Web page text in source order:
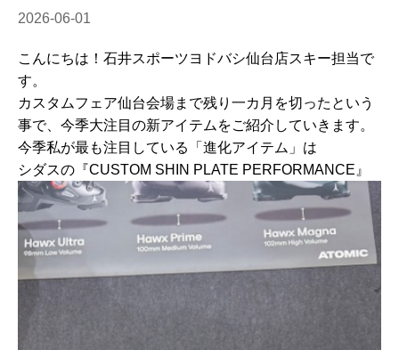
2026-06-01
こんにちは！石井スポーツヨドバシ仙台店スキー担当で
す。
カスタムフェア仙台会場まで残り一カ月を切ったという
事で、今季大注目の新アイテムをご紹介していきます。
今季私が最も注目している「進化アイテム」は
シダスの『CUSTOM SHIN PLATE PERFORMANCE』